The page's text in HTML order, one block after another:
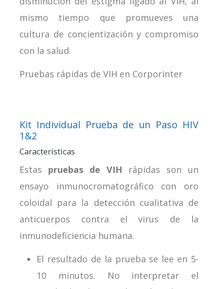
mismo tiempo que promueves una
cultura de concientización y compromiso
con la salud.
Pruebas rápidas de VIH en Corporinter
Kit Individual Prueba de un Paso HIV
1&2
Características
Estas pruebas de VIH rápidas son un
ensayo inmunocromatográfico con oro
coloidal para la detección cualitativa de
anticuerpos contra el virus de la
inmunodeficiencia humana.
El resultado de la prueba se lee en 5-
10 minutos. No interpretar el